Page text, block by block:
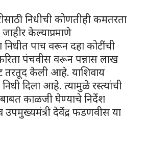
निधीची कोणतीही कमतरता
केल्याप्रमाणे
निधीत पाच वरून दहा कोटींची
पंचवीस वरून पन्नास लाख
तरतूद केली आहे. याशिवाय
निधी दिला आहे. त्यामुळे रस्त्यांची
काळजी घेण्याचे निर्देश
उपमुख्यमंत्री देवेंद्र फडणवीस या